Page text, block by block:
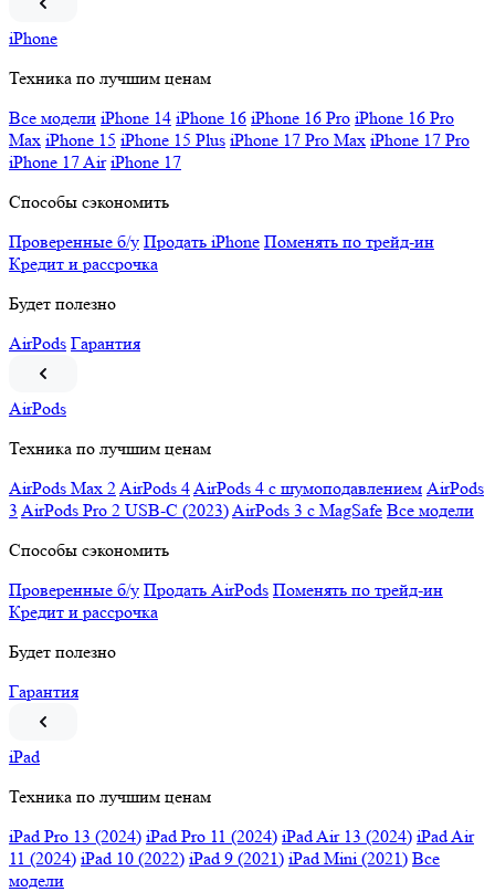
iPhone
Техника по лучшим ценам
Все модели iPhone 14 iPhone 16 iPhone 16 Pro iPhone 16 Pro
Max iPhone 15 iPhone 15 Plus iPhone 17 Pro Max iPhone 17 Pro
iPhone 17 Air iPhone 17
Способы сэкономить
Проверенные б/у Продать iPhone Поменять по трейд-ин
Кредит и рассрочка
Будет полезно
AirPods Гарантия
AirPods
Техника по лучшим ценам
AirPods Max 2AirPods 4AirPods 4 c шумоподавлением AirPods
3 AirPods Pro 2 USB-C (2023)AirPods 3 c MagSafe Все модели
Способы сэкономить
Проверенные б/у Продать AirPods Поменять по трейд-ин
Кредит и рассрочка
Будет полезно
Гарантия
iPad
Техника по лучшим ценам
iPad Pro 13 (2024) iPad Pro 11 (2024) iPad Air 13 (2024) iPad Air
11 (2024) iPad 10 (2022) iPad 9 (2021) iPad Mini (2021) Все
модели